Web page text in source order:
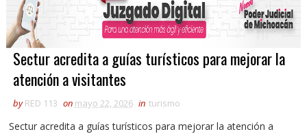
Sectur acredita a guías turísticos para mejorar la
atención a visitantes
by RED 113 on mayo 22, 2026 in turismo
Sectur acredita a guías turísticos para mejorar la atención a